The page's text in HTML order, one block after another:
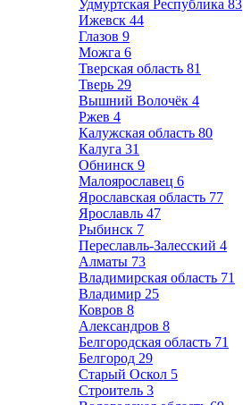
Удмуртская Республика 83
Ижевск 44
Глазов 9
Можга 6
Тверская область 81
Тверь 29
Вышний Волочёк 4
Ржев 4
Калужская область 80
Калуга 31
Обнинск 9
Малоярославец 6
Ярославская область 77
Ярославль 47
Рыбинск 7
Переславль-Залесский 4
Алматы 73
Владимирская область 71
Владимир 25
Ковров 8
Александров 8
Белгородская область 71
Белгород 29
Старый Оскол 5
Строитель 3